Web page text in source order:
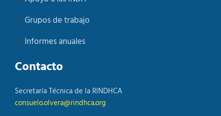
Grupos de trabajo
Informes anuales
Contacto
Secretaría Técnica de la RINDHCA
consuelo.olvera@rindhca.org